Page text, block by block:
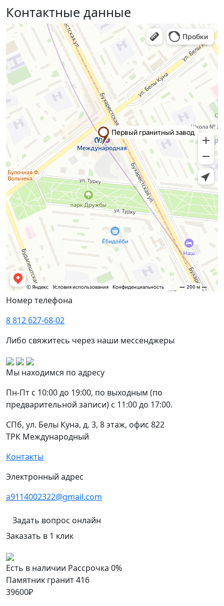
Контактные данные
Номер телефона
8 812 627-68-02
Либо свяжитесь через наши мессенджеры
Мы находимся по адресу
Пн-Пт с 10:00 до 19:00, по выходным (по
предварительной записи) с 11:00 до 17:00.
СПб, ул. Белы Куна, д. 3, 8 этаж, офис 822
ТРК Международный
Контакты
Электронный адрес
a9114002322@gmail.com
Задать вопрос онлайн
Заказать в 1 клик
Есть в наличии Рассрочка 0%
Памятник гранит 416
39600₽